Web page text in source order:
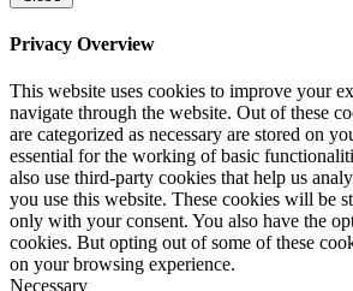
Privacy Overview
This website uses cookies to improve your
navigate through the website. Out of these
are categorized as necessary are stored on
essential for the working of basic
also use third-party cookies that help us
you use this website. These cookies will be
only with your consent. You also have the
cookies. But opting out of some of these
on your browsing experience.
Necessary